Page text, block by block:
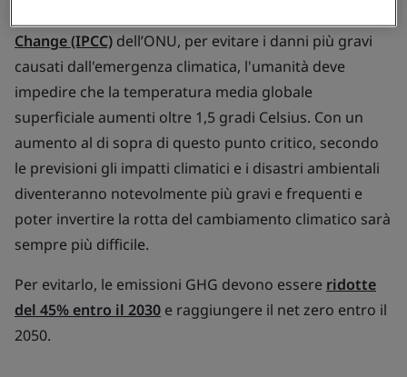
Change (IPCC) dell’ONU, per evitare i danni più gravi
causati dall'emergenza climatica, l'umanità deve
impedire che la temperatura media globale
superficiale aumenti oltre 1,5 gradi Celsius. Con un
aumento al di sopra di questo punto critico, secondo
le previsioni gli impatti climatici e i disastri ambientali
diventeranno notevolmente più gravi e frequenti e
poter invertire la rotta del cambiamento climatico sarà
sempre più difficile.
Per evitarlo, le emissioni GHG devono essere ridotte
del 45% entro il 2030 e raggiungere il net zero entro il
2050.